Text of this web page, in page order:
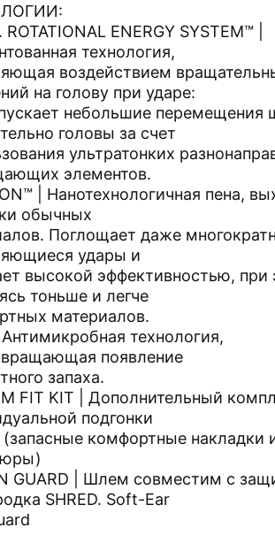
ROTATIONAL ENERGY SYSTEM™ |
технология,
воздействием
на голову при ударе:
небольшие перемещения
головы за счет
ультратонких
элементов.
| Нанотехнологичная пена,
обычных
Поглощает даже
удары и
высокой эффективностью, при
тоньше и легче
материалов.
технология,
появление
запаха.
FIT KIT | Дополнительный
подгонки
комфортные накладки
GUARD | Шлем совместим с
SHRED. Soft-Ear